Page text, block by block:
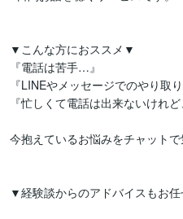
▼こんな方におススメ▼
『電話は苦手…』
『LINEやメッセージでのやり取
『忙しくて電話は出来ないけれ
今抱えているお悩みをチャット
▼経験談からのアドバイスもお